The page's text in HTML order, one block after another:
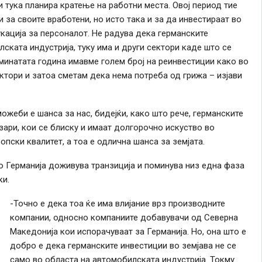
планира кратење на работни места. Овој период тие
своите вработени, но исто така и за да инвестираат во
за персоналот. Не радува дека германските
индустрија, туку има и други сектори каде што се
година имавме голем број на реинвестиции како во
и затоа сметам дека нема потреба од грижа – изјави
е шанса за нас, бидејќи, како што рече, германските
кои се блиску и имаат долгорочно искуство во
квалитет, а тоа е одлична шанса за земјата.
Германија доживува транзиција и поминува низ една фаза
-Точно е дека тоа ќе има влијание врз производните
компании, односно компаниите добавувачи од Северна
Македонија кои испорачуваат за Германија. Но, она што е
добро е дека германските инвестиции во земјава не се
само во областа на автомобилската индустрија. Токму